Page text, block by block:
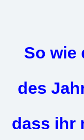
So wie
des
dass ihr